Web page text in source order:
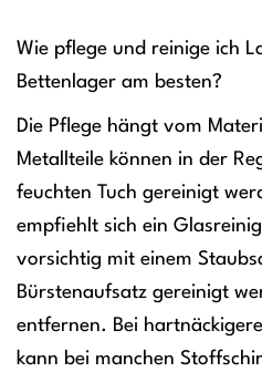
Wie pflege und reinige ich
Bettenlager am besten?
Die Pflege hängt vom
Metallteile können in der
feuchten Tuch gereinigt
empfiehlt sich ein
vorsichtig mit einem
Bürstenaufsatz gereinigt
entfernen. Bei
kann bei manchen